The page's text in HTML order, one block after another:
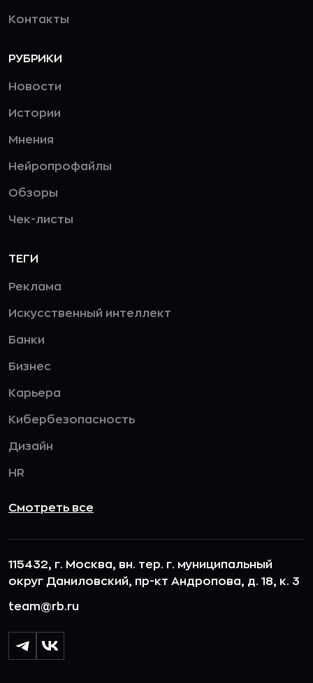
Контакты
РУБРИКИ
Новости
Истории
Мнения
Нейропрофайлы
Обзоры
Чек-листы
ТЕГИ
Реклама
Искусственный интеллект
Банки
Бизнес
Карьера
Кибербезопасность
Дизайн
HR
Смотреть все
115432, г. Москва, вн. тер. г. муниципальный
округ Даниловский, пр-кт Андропова, д. 18, к. 3
team@rb.ru